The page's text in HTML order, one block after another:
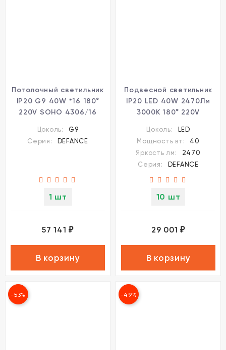
Потолочный светильник
IP20 G9 40W *16 180°
220V SOHO 4306/16
Цоколь:
G9
Серия:
DEFANCE
1 шт
57 141₽
В корзину
Подвесной светильник
IP20 LED 40W 2470Лм
3000K 180° 220V
Цоколь:
LED
Мощность вт:
40
Яркость лм:
2470
Серия:
DEFANCE
10 шт
29 001₽
В корзину
-53% -49%